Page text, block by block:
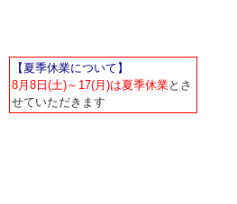
【夏季休業について】
8月8日(土)～17(月)は夏季休業とさ
せていただきます